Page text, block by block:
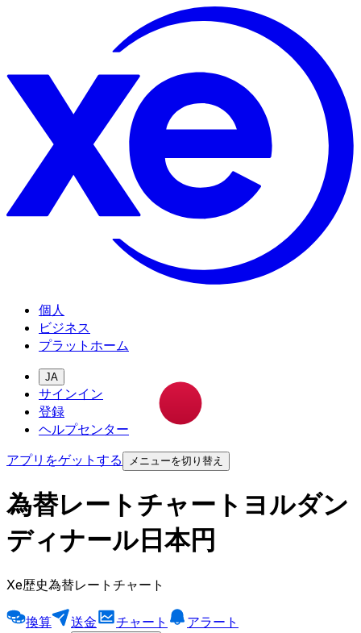
個人
ビジネス
プラットホーム
JA
サインイン
登録
ヘルプセンター
アプリをゲットする
メニューを切り替え
為替レートチャートヨルダン
ディナール日本円
Xe歴史為替レートチャート
換算 送金 チャート
アラート